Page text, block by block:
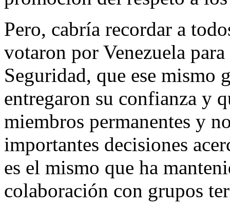
Pero, cabría recordar a
votaron por Venezuela
Seguridad, que ese
entregaron su confianza y
miembros permanentes y
importantes decisiones
es el mismo que ha
colaboración con grupos